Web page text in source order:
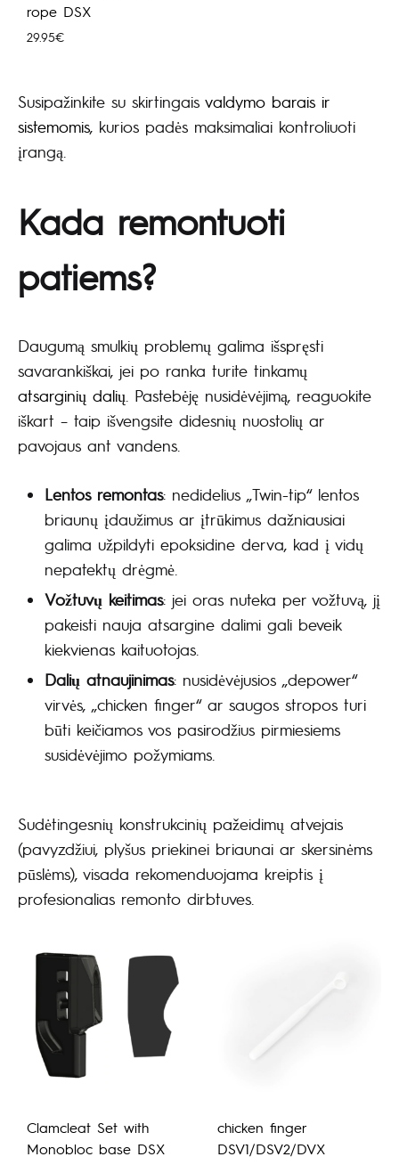
rope DSX
29.95€
Susipažinkite su skirtingais valdymo barais ir
sistemomis, kurios padės maksimaliai kontroliuoti
įrangą.
Kada remontuoti
patiems?
Daugumą smulkių problemų galima išspręsti
savarankiškai, jei po ranka turite tinkamų
atsarginių dalių . Pastebėję nusidėvėjimą, reaguokite
iškart – taip išvengsite didesnių nuostolių ar
pavojaus ant vandens.
Lentos remontas: nedidelius „Twin-tip“ lentos
briaunų įdaužimus ar įtrūkimus dažniausiai
galima užpildyti epoksidine derva, kad į vidų
nepatektų drėgmė.
Vožtuvų keitimas: jei oras nuteka per vožtuvą, jį
pakeisti nauja atsargine dalimi gali beveik
kiekvienas kaituotojas.
Dalių atnaujinimas: nusidėvėjusios „depower“
virvės, „chicken finger“ ar saugos stropos turi
būti keičiamos vos pasirodžius pirmiesiems
susidėvėjimo požymiams.
Sudėtingesnių konstrukcinių pažeidimų atvejais
(pavyzdžiui, plyšus priekinei briaunai ar skersinėms
pūslėms), visada rekomenduojama kreiptis į
profesionalias remonto dirbtuves.
Clamcleat Set with
Monobloc base DSX
chicken finger
DSV1/DSV2/DVX